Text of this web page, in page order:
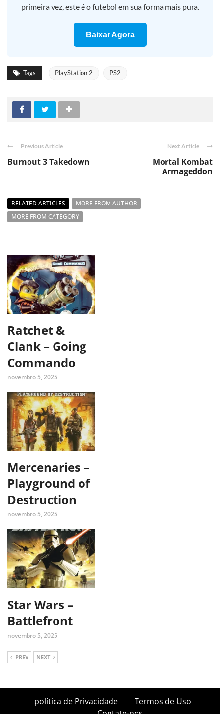
primeira vez, este é o futebol em sua forma mais pura.
Baixar Agora
Tags PlayStation 2 PS2
Previous Article
Burnout 3 Takedown
Next Article
Mortal Kombat
Armageddon
RELATED ARTICLES
MORE FROM AUTHOR
MORE FROM CATEGORY
Ratchet &
Clank – Going
Commando
novembro 5, 2025
Mercenaries –
Playground of
Destruction
novembro 5, 2025
Star Wars –
Battlefront
novembro 5, 2025
PREV NEXT
política de Privacidade
Termos de Uso